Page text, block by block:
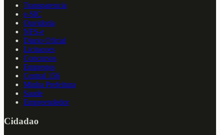
Transparencia
e-SIC
Ouvidoria
NFS-e
Diario Oficial
Licitacoes
Concursos
Empregos
Central 156
Minha Prefeitura
Saude
Empreendedor
Cidadao